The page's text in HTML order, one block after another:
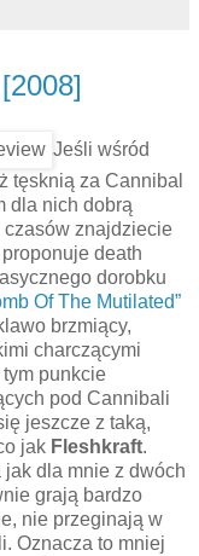
Jeśli wśród
tęsknią za Cannibal
dla nich dobrą
znajdziecie
death
dorobku
Of The Mutilated”
brzmiący,
charczącymi
punkcie
pod Cannibali
jeszcze z taką,
jak Fleshkraft.
dla mnie z dwóch
grają bardzo
nie przeginają w
Oznacza to mniej